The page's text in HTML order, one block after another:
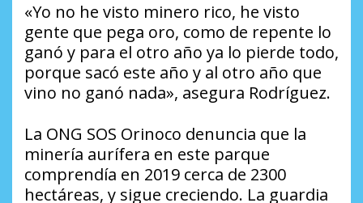
«Yo no he visto minero rico, he visto
gente que pega oro, como de repente lo
ganó y para el otro año ya lo pierde todo,
porque sacó este año y al otro año que
vino no ganó nada», asegura Rodríguez.
La ONG SOS Orinoco denuncia que la
minería aurífera en este parque
comprendía en 2019 cerca de 2300
hectáreas, y sigue creciendo. La guardia